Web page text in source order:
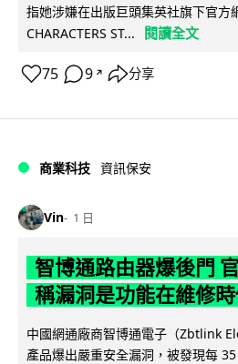
指她涉嫌在出版巨頭集英社旗下官方
CHARACTERS ST...
閱讀全文
75 9 ↗ 分享
商業科技 資訊保安
Vin 1 日
智博通路由器爆後門
稱漏洞是功能在維修時
中國網通廠商智博通電子（Zbtlink
產品爆出嚴重安全漏洞，被發現每